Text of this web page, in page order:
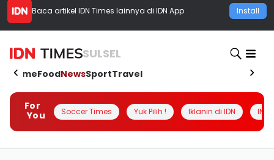
Baca artikel IDN Times lainnya di IDN App Install
SULSEL
HomeFoodNewsSportTravel
For
You
Soccer Times Yuk Pilih ! Iklanin di IDN